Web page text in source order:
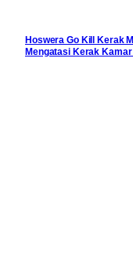
Hoswera Go Kill Kerak
Mengatasi Kerak